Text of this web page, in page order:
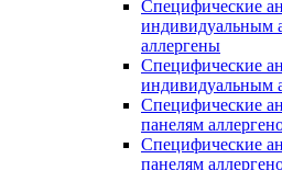
Специфические
индивидуальным
аллергены
Специфические
индивидуальным
Специфические
панелям
Специфические
панелям